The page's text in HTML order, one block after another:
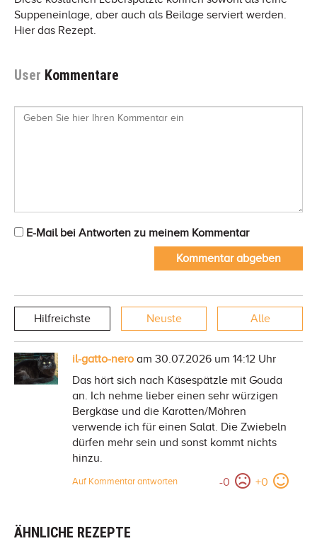
Suppeneinlage, aber auch als Beilage serviert werden.
Hier das Rezept.
User Kommentare
E-Mail bei Antworten zu meinem Kommentar
Kommentar abgeben
Hilfreichste Neuste Alle
il-gatto-nero am 30.07.2026 um 14:12 Uhr
Das hört sich nach Käsespätzle mit Gouda
an. Ich nehme lieber einen sehr würzigen
Bergkäse und die Karotten/Möhren
verwende ich für einen Salat. Die Zwiebeln
dürfen mehr sein und sonst kommt nichts
hinzu.
-0 +0
Auf Kommentar antworten
ÄHNLICHE REZEPTE